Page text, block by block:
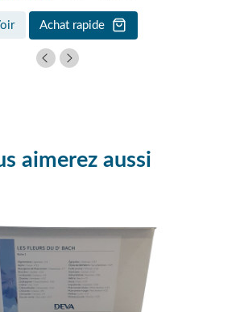
Achat rapide
aimerez aussi